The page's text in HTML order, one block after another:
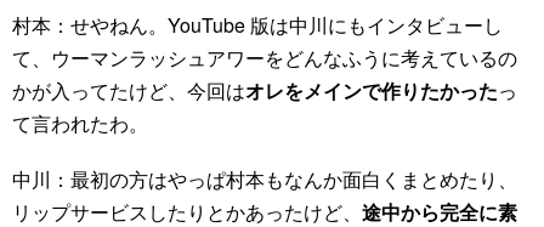
村本：せやねん。YouTube 版は中川にもインタビューし
て、ウーマンラッシュアワーをどんなふうに考えているの
かが入ってたけど、今回はオレをメインで作りたかったっ
て言われたわ。
中川：最初の方はやっぱ村本もなんか面白くまとめたり、
リップサービスしたりとかあったけど、 途中から完全に素